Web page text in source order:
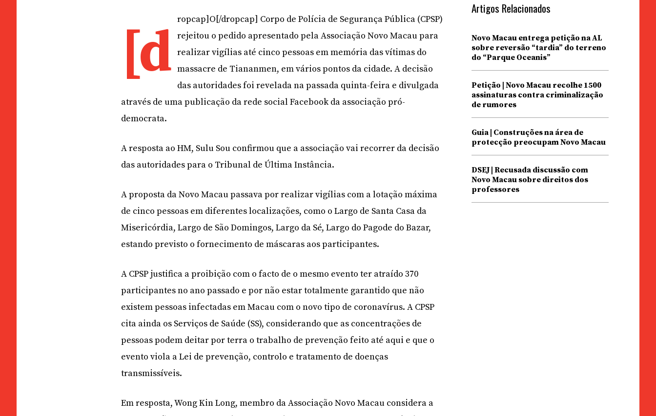
[d ropcap]O[/dropcap] Corpo de Polícia de Segurança Pública (CPSP)
rejeitou o pedido apresentado pela Associação Novo Macau para
realizar vigílias até cinco pessoas em memória das vítimas do
massacre de Tiananmen, em vários pontos da cidade. A decisão
das autoridades foi revelada na passada quinta-feira e divulgada
através de uma publicação da rede social Facebook da associação pró-
democrata.
A resposta ao HM, Sulu Sou confirmou que a associação vai recorrer da decisão
das autoridades para o Tribunal de Última Instância.
A proposta da Novo Macau passava por realizar vigílias com a lotação máxima
de cinco pessoas em diferentes localizações, como o Largo de Santa Casa da
Misericórdia, Largo de São Domingos, Largo da Sé, Largo do Pagode do Bazar,
estando previsto o fornecimento de máscaras aos participantes.
A CPSP justifica a proibição com o facto de o mesmo evento ter atraído 370
participantes no ano passado e por não estar totalmente garantido que não
existem pessoas infectadas em Macau com o novo tipo de coronavírus. A CPSP
cita ainda os Serviços de Saúde (SS), considerando que as concentrações de
pessoas podem deitar por terra o trabalho de prevenção feito até aqui e que o
evento viola a Lei de prevenção, controlo e tratamento de doenças
transmissíveis.
Em resposta, Wong Kin Long, membro da Associação Novo Macau considera a
Artigos Relacionados
Novo Macau entrega petição na AL
sobre reversão “tardia” do terreno
do “Parque Oceanis”
Petição | Novo Macau recolhe 1500
assinaturas contra criminalização
de rumores
Guia | Construções na área de
protecção preocupam Novo Macau
DSEJ | Recusada discussão com
Novo Macau sobre direitos dos
professores